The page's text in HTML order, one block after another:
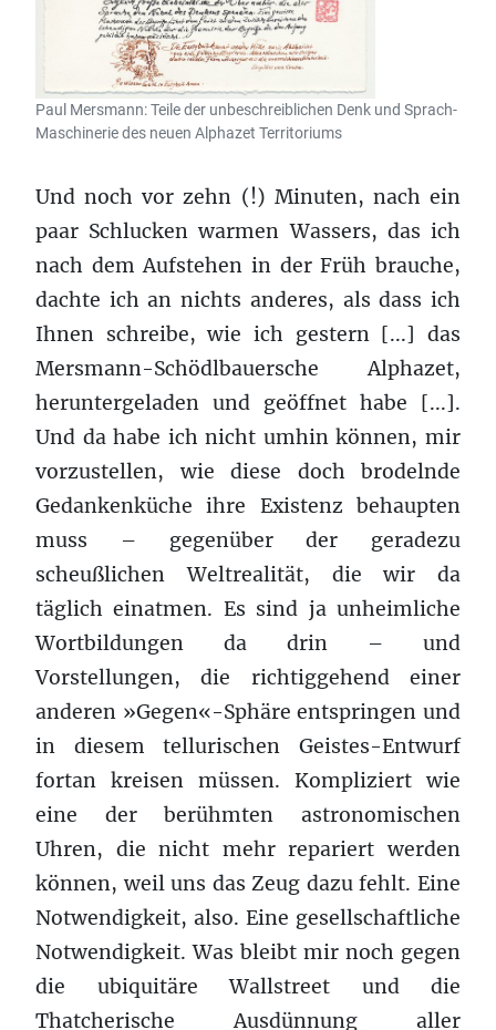
Paul Mersmann: Teile der unbeschreiblichen Denk und Sprach-
Maschinerie des neuen Alphazet Territoriums
Und noch vor zehn (!) Minuten, nach ein
paar Schlucken warmen Wassers, das ich
nach dem Aufstehen in der Früh brauche,
dachte ich an nichts anderes, als dass ich
Ihnen schreibe, wie ich gestern [...] das
Mersmann-Schödlbauersche Alphazet,
heruntergeladen und geöffnet habe [...].
Und da habe ich nicht umhin können, mir
vorzustellen, wie diese doch brodelnde
Gedankenküche ihre Existenz behaupten
muss – gegenüber der geradezu
scheußlichen Weltrealität, die wir da
täglich einatmen. Es sind ja unheimliche
Wortbildungen da drin – und
Vorstellungen, die richtiggehend einer
anderen »Gegen«-Sphäre entspringen und
in diesem tellurischen Geistes-Entwurf
fortan kreisen müssen. Kompliziert wie
eine der berühmten astronomischen
Uhren, die nicht mehr repariert werden
können, weil uns das Zeug dazu fehlt. Eine
Notwendigkeit, also. Eine gesellschaftliche
Notwendigkeit. Was bleibt mir noch gegen
die ubiquitäre Wallstreet und die
Thatcherische Ausdünnung aller